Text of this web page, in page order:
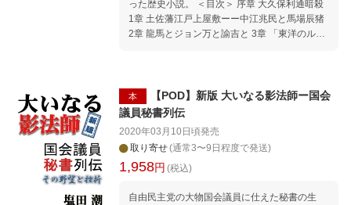
った歴史小説。 ＜目次＞ 序章 大久保利通暗殺
1章 土佐藩江戸上屋敷ーー中江兆民と馬場辰猪
2章 龍馬とジョン万と諭吉と 3章 「東洋のルソ
伊藤の勝利・大隈の敗北 8章 自由党の興亡ーー
兆民・枝盛・辰猪の奮闘 9章 憲法誕生ーー兆民
初の総選挙・第一回議会 終章 デモクラシーの
あけぼの 参考資料 執筆に当たって 初出 【著者
紹介】
本
【POD】新版 大いなる影法師ー国会
議員秘書列伝
2020年03月10日頃発売
取り寄せ(通常3〜9日程度で発送)
1,958円 (税込)
自由民主党の大物国会議員に仕えた秘書の生